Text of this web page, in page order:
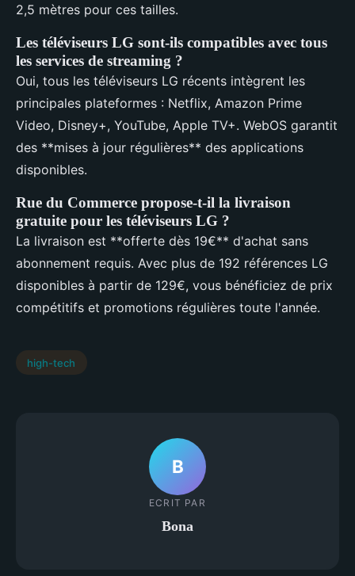
2,5 mètres pour ces tailles.
Les téléviseurs LG sont-ils compatibles avec tous
les services de streaming ?
Oui, tous les téléviseurs LG récents intègrent les
principales plateformes : Netflix, Amazon Prime
Video, Disney+, YouTube, Apple TV+. WebOS garantit
des **mises à jour régulières** des applications
disponibles.
Rue du Commerce propose-t-il la livraison
gratuite pour les téléviseurs LG ?
La livraison est **offerte dès 19€** d'achat sans
abonnement requis. Avec plus de 192 références LG
disponibles à partir de 129€, vous bénéficiez de prix
compétitifs et promotions régulières toute l'année.
high-tech
B
ECRIT PAR
Bona